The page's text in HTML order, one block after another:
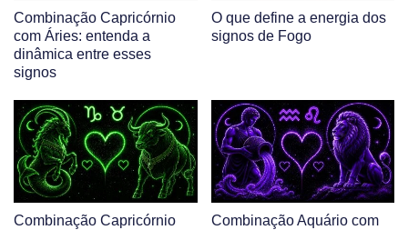
Combinação Capricórnio
com Áries: entenda a
dinâmica entre esses
signos
O que define a energia dos
signos de Fogo
Combinação Capricórnio
Combinação Aquário com